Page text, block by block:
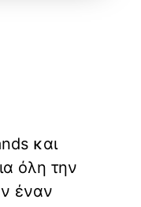
και
όλη την
έναν